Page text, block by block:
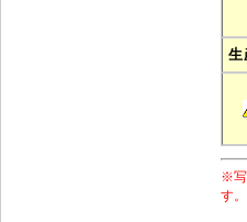
生
※写
す。